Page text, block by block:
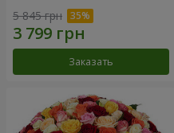
5 845 грн
Заказать